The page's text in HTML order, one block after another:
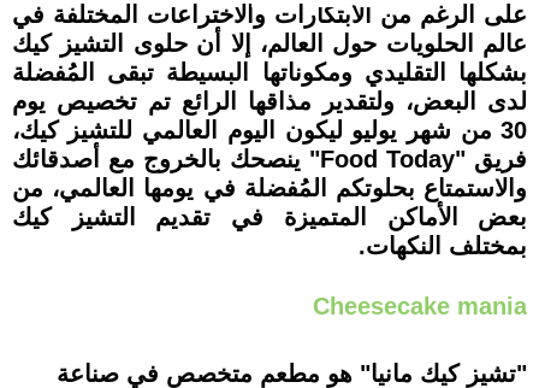
على الرغم من الابتكارات والاختراعات المختلفة في
عالم الحلويات حول العالم، إلا أن حلوى التشيز كيك
بشكلها التقليدي ومكوناتها البسيطة تبقى المُفضلة
لدى البعض، ولتقدير مذاقها الرائع تم تخصيص يوم
30 من شهر يوليو ليكون اليوم العالمي للتشيز كيك،
فريق "Food Today" ينصحك بالخروج مع أصدقائك
والاستمتاع بحلوتكم المُفضلة في يومها العالمي، من
بعض الأماكن المتميزة في تقديم التشيز كيك
بمختلف النكهات.
Cheesecake mania
"تشيز كيك مانيا" هو مطعم متخصص في صناعة